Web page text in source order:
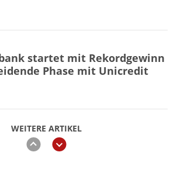
WEITERE ARTIKEL
zurückweiter
startet mit Rekordgewinn
Phase mit Unicredit